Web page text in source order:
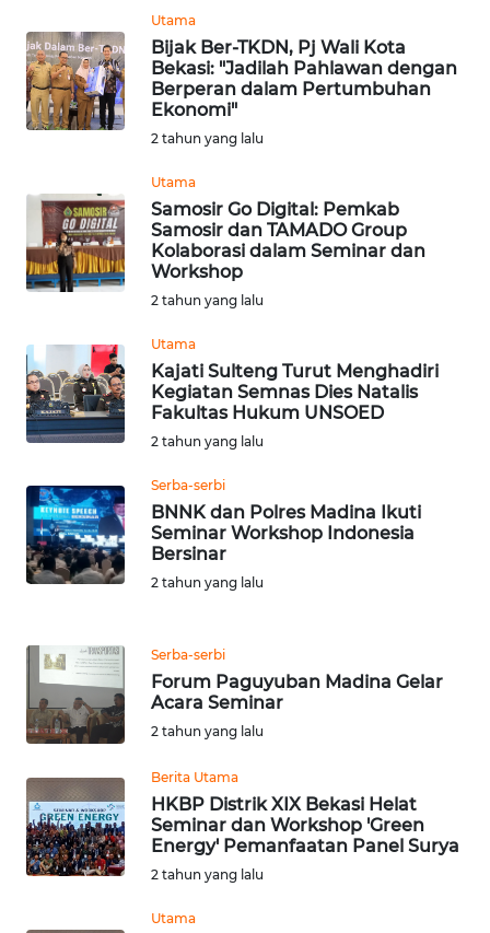
Utama
Bijak Ber-TKDN, Pj Wali Kota
Bekasi: "Jadilah Pahlawan dengan
Berperan dalam Pertumbuhan
Ekonomi"
2 tahun yang lalu
Utama
Samosir Go Digital: Pemkab
Samosir dan TAMADO Group
Kolaborasi dalam Seminar dan
Workshop
2 tahun yang lalu
Utama
Kajati Sulteng Turut Menghadiri
Kegiatan Semnas Dies Natalis
Fakultas Hukum UNSOED
2 tahun yang lalu
Serba-serbi
BNNK dan Polres Madina Ikuti
Seminar Workshop Indonesia
Bersinar
2 tahun yang lalu
Serba-serbi
Forum Paguyuban Madina Gelar
Acara Seminar
2 tahun yang lalu
Berita Utama
HKBP Distrik XIX Bekasi Helat
Seminar dan Workshop 'Green
Energy' Pemanfaatan Panel Surya
2 tahun yang lalu
Utama
WN
KEPRI
WN
WN
PAPUA
BARAT
WN
SERAMBI
JAMBI
WN
SULTRA
NTB
WN
SULTENG
WN
SULBAR
WN